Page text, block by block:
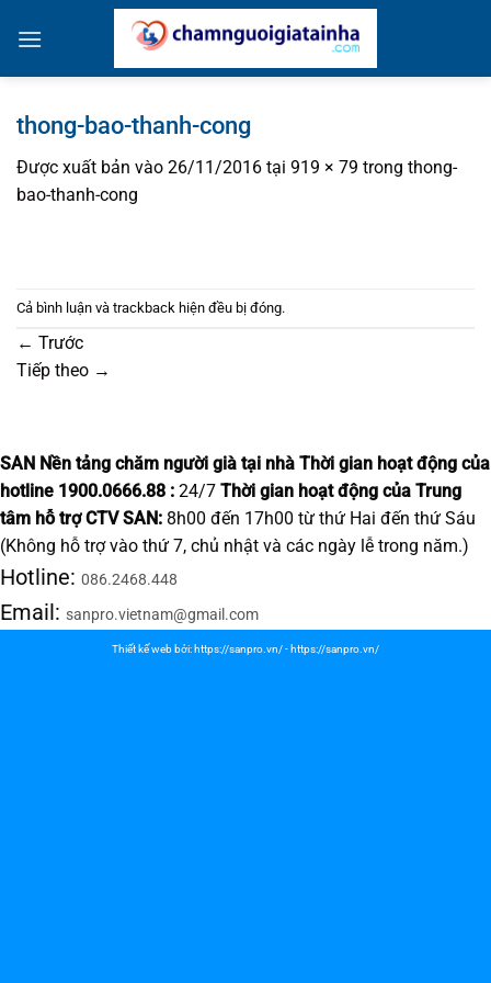
qua
thong-bao-thanh-cong
Được xuất bản vào 26/11/2016 tại 919 × 79 trong thong-
bao-thanh-cong
Cả bình luận và trackback hiện đều bị đóng.
← Trước
Tiếp theo →
SAN Nền tảng chăm người già tại nhà Thời gian hoạt động của
hotline 1900.0666.88 : 24/7 Thời gian hoạt động của Trung
tâm hỗ trợ CTV SAN: 8h00 đến 17h00 từ thứ Hai đến thứ Sáu
(Không hỗ trợ vào thứ 7, chủ nhật và các ngày lễ trong năm.)
Hotline: 086.2468.448
Email: sanpro.vietnam@gmail.com
Thiết kế web bởi: https://sanpro.vn/- https://sanpro.vn/